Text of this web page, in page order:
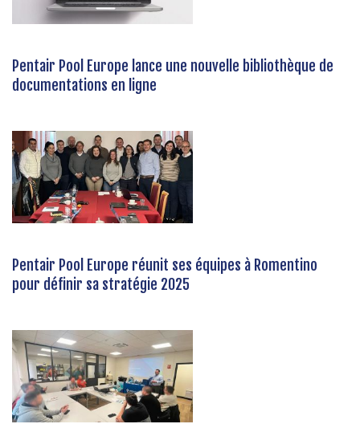
Pentair Pool Europe lance une nouvelle bibliothèque de
documentations en ligne
Pentair Pool Europe réunit ses équipes à Romentino
pour définir sa stratégie 2025